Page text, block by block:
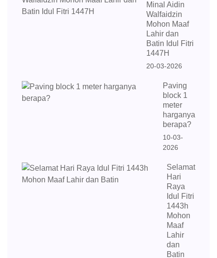
Minal Aidin
Walfaidzin
Mohon Maaf
Lahir dan
Batin Idul Fitri
1447H
20-03-2026
Paving
block 1
meter
harganya
berapa?
10-03-
2026
Selamat
Hari
Raya
Idul Fitri
1443h
Mohon
Maaf
Lahir
dan
Batin